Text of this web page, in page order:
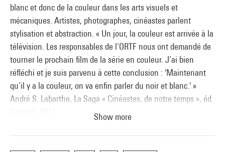
blanc et donc de la couleur dans les arts visuels et
mécaniques. Artistes, photographes, cinéastes parlent
stylisation et abstraction. « Un jour, la couleur est arrivée à la
télévision. Les responsables de l’ORTF nous ont demandé de
tourner le prochain film de la série en couleur. J’ai bien
réfléchi et je suis parvenu à cette conclusion : 'Maintenant
qu’il y a la couleur, on va enfin parler du noir et blanc.' »
André S. Labarthe, La Saga « Cinéastes, de notre temps », éd.
Show more